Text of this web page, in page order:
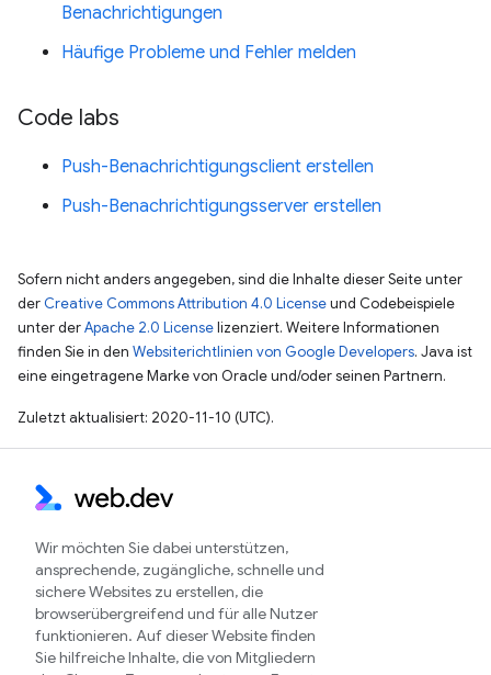
Benachrichtigungen
Häufige Probleme und Fehler melden
Code labs
Push-Benachrichtigungsclient erstellen
Push-Benachrichtigungsserver erstellen
Sofern nicht anders angegeben, sind die Inhalte dieser Seite unter
der Creative Commons Attribution 4.0 Licenseund Codebeispiele
unter derApache 2.0 Licenselizenziert. Weitere Informationen
finden Sie in den Websiterichtlinien von Google Developers. Java ist
eine eingetragene Marke von Oracle und/oder seinen Partnern.
Zuletzt aktualisiert: 2020-11-10 (UTC).
Wir möchten Sie dabei unterstützen,
ansprechende, zugängliche, schnelle und
sichere Websites zu erstellen, die
browserübergreifend und für alle Nutzer
funktionieren. Auf dieser Website finden
Sie hilfreiche Inhalte, die von Mitgliedern